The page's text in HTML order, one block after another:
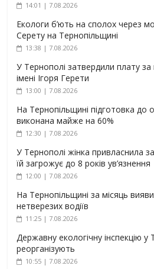
14:01 | 7.08.2026
Екологи б’ють на сполох через
Серету на Тернопільщині
13:38 | 7.08.2026
У Тернополі затвердили плату за
імені Ігоря Герети
13:00 | 7.08.2026
На Тернопільщині підготовка до
виконана майже на 60%
12:30 | 7.08.2026
У Тернополі жінка привласнила
їй загрожує до 8 років ув’язнення
12:00 | 7.08.2026
На Тернопільщині за місяць
нетверезих водіїв
11:25 | 7.08.2026
Державну екологічну інспекцію у
реорганізують
10:55 | 7.08.2026